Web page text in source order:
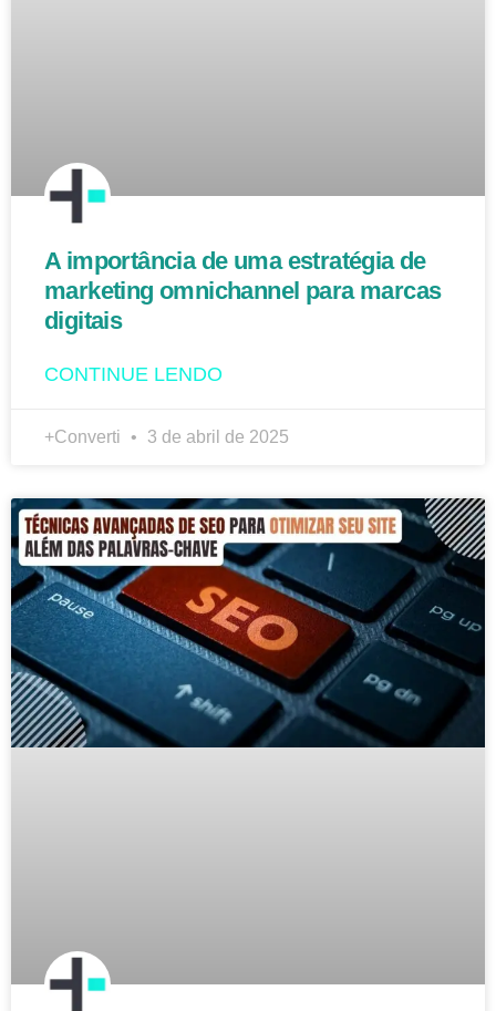
A importância de uma estratégia de
marketing omnichannel para marcas
digitais
CONTINUE LENDO
+Converti 3 de abril de 2025